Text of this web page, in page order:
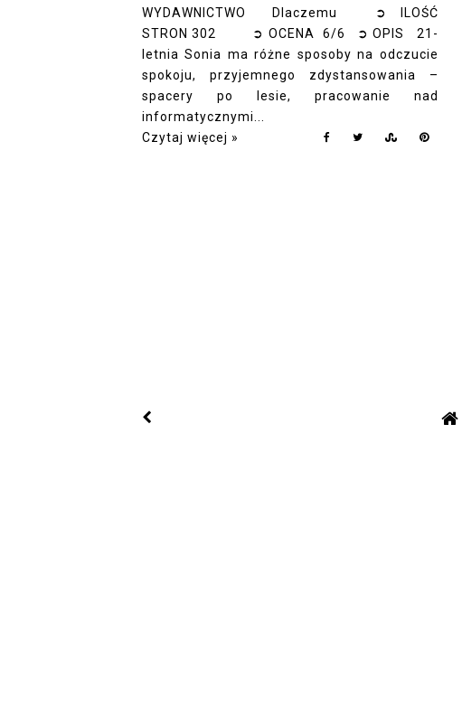
WYDAWNICTWO Dlaczemu ➲ ILOŚĆ
STRON 302 ➲ OCENA 6/6 ➲ OPIS 21-
letnia Sonia ma różne sposoby na odczucie
spokoju, przyjemnego zdystansowania –
spacery po lesie, pracowanie nad
informatycznymi...
Czytaj więcej »